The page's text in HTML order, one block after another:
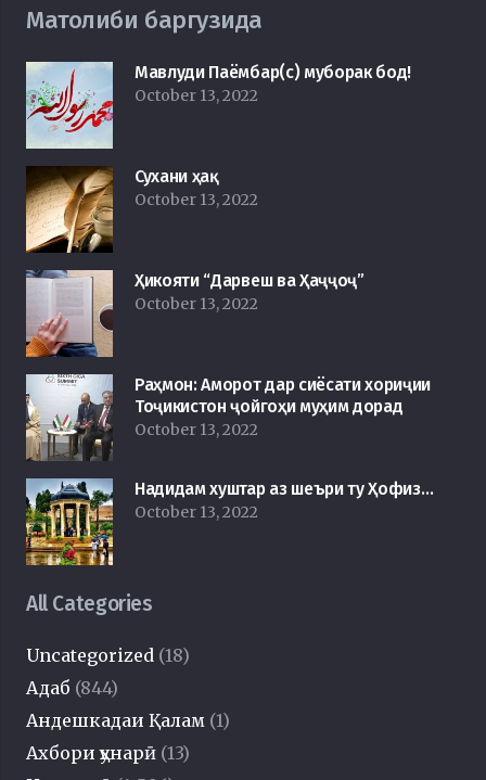
Матолиби баргузида
Мавлуди Паёмбар(с) муборак бод!
October 13, 2022
Сухани ҳақ
October 13, 2022
Ҳикояти “Дарвеш ва Ҳаҷҷоҷ”
October 13, 2022
Раҳмон: Аморот дар сиёсати хориҷии
Тоҷикистон ҷойгоҳи муҳим дорад
October 13, 2022
Надидам хуштар аз шеъри ту Ҳофиз…
October 13, 2022
All Categories
Uncategorized (18)
Адаб (844)
Андешкадаи Қалам (1)
Ахбори ҳунарӣ (13)